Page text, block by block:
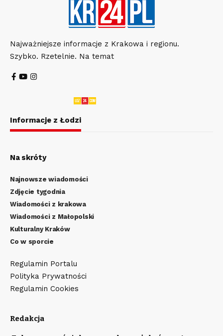
Najważniejsze informacje z Krakowa i regionu.
Szybko. Rzetelnie. Na temat
Informacje z Łodzi
Na skróty
Najnowsze wiadomości
Zdjęcie tygodnia
Wiadomości z krakowa
Wiadomości z Małopolski
Kulturalny Kraków
Co w sporcie
Regulamin Portalu
Polityka Prywatności
Regulamin Cookies
Redakcja